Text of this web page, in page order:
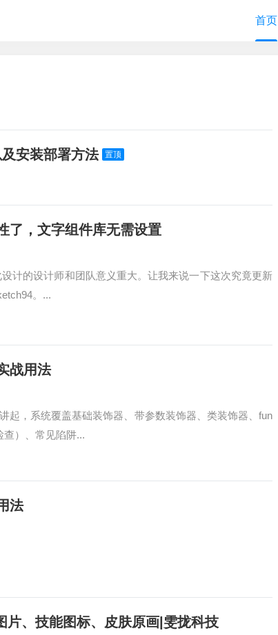
首页
安装部署方法 置顶
了，文字组件库无需设置
计的设计师和团队意义重大。让我来说一下这次究竟更新
。...
战用法
起，系统覆盖基础装饰器、带参数装饰器、类装饰器、fun
）、常见陷阱...
法
、技能图标、皮肤原画|雯拢科技